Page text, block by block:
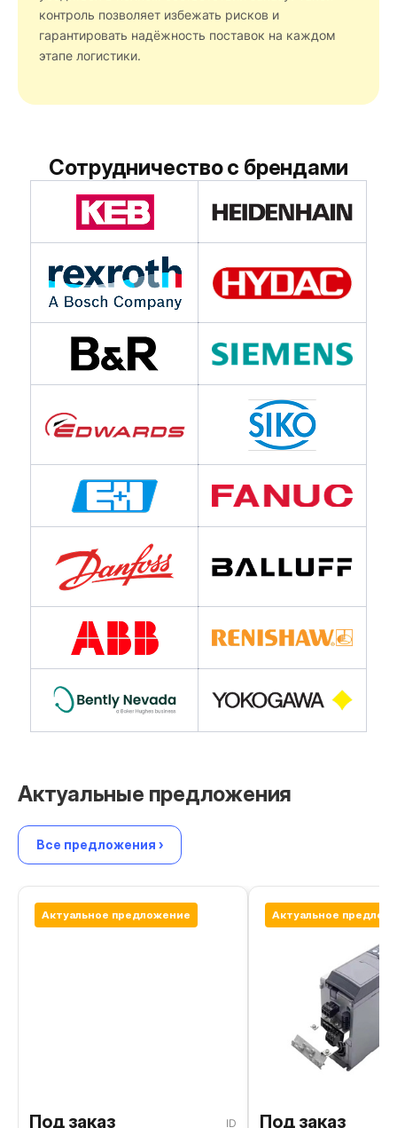
контроль позволяет избежать рисков и
гарантировать надёжность поставок на каждом
этапе логистики.
Сотрудничество с брендами
Актуальные предложения
Все предложения ›
Актуальное предложение
Под заказ ID
Актуальное
Под заказ